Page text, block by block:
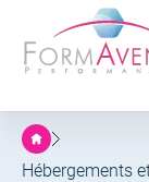
Aller
au
menu
Aller
au
contenu
Formavenir
Performances
Hébergements